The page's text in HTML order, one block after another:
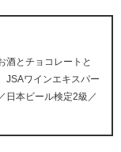
酒とチョコレートと
JSAワインエキスパー
日本ビール検定2級／